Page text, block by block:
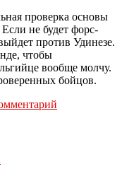
проверка основы
не будет форс-
против Удинезе.
чтобы
вообще молчу.
бойцов.